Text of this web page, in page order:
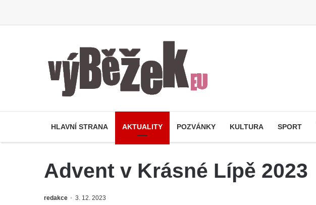
HLAVNÍ STRANA AKTUALITY POZVÁNKY KULTURA SPORT
Advent v Krásné Lípě 2023
redakce 3. 12. 2023